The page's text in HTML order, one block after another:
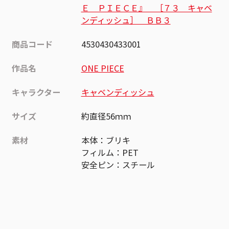
Ｅ ＰＩＥＣＥ』 ［７３ キャベ
ンディッシュ］ ＢＢ３
商品コード
4530430433001
作品名
ONE PIECE
キャラクター
キャベンディッシュ
サイズ
約直径56ｍｍ
素材
本体：ブリキ
フィルム：PET
安全ピン：スチール